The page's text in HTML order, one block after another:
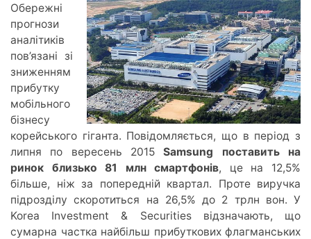
Обережні
прогнози
аналітиків
пов’язані зі
зниженням
прибутку
мобільного
бізнесу
корейського гіганта. Повідомляється, що в період з
липня по вересень 2015Samsung поставить на
ринок близько 81 млн смартфонів, це на 12,5%
більше, ніж за попередній квартал. Проте виручка
підрозділу скоротиться на 26,5% до 2 трлн вон. У
Korea Investment & Securities відзначають, що
сумарна частка найбільш прибуткових флагманських